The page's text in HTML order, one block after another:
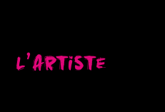
L’artiste